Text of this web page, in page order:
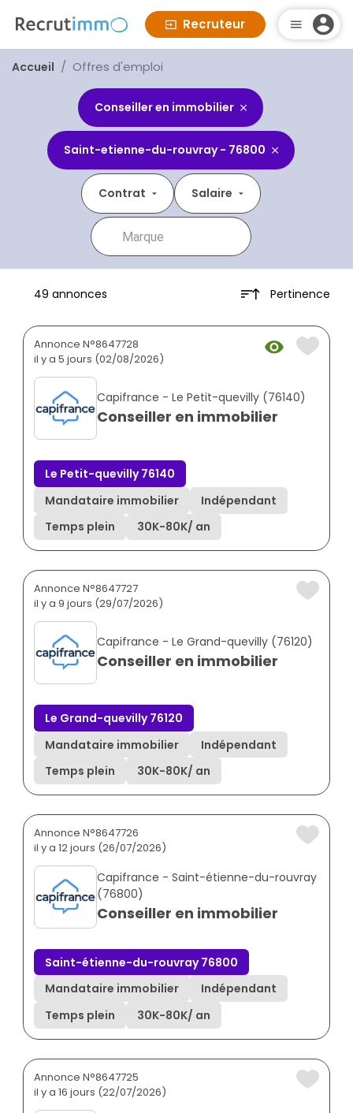
Recruteur
Accueil Offres d'emploi
Conseiller en immobilier
Saint-etienne-du-rouvray - 76800
Contrat Salaire
49 annonces Pertinence
Annonce N°8647728
il y a 5 jours (02/08/2026)
Capifrance - Le Petit-quevilly (76140)
Conseiller en immobilier
Le Petit-quevilly 76140
Mandataire immobilier
Indépendant
Temps plein
30K-80K/ an
Annonce N°8647727
il y a 9 jours (29/07/2026)
Capifrance - Le Grand-quevilly (76120)
Conseiller en immobilier
Le Grand-quevilly 76120
Mandataire immobilier
Indépendant
Temps plein
30K-80K/ an
Annonce N°8647726
il y a 12 jours (26/07/2026)
Capifrance - Saint-étienne-du-rouvray
(76800)
Conseiller en immobilier
Saint-étienne-du-rouvray 76800
Mandataire immobilier
Indépendant
Temps plein
30K-80K/ an
Annonce N°8647725
il y a 16 jours (22/07/2026)